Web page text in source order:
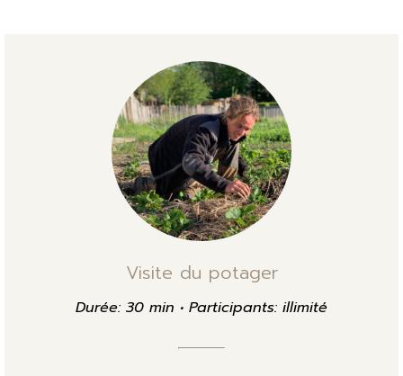
Visite du potager
Durée: 30 min • Participants: illimité